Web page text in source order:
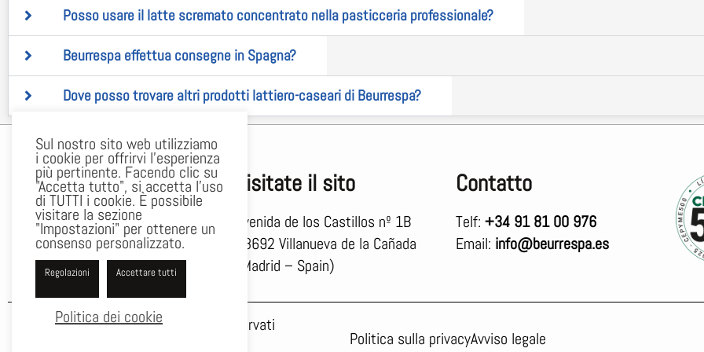
Posso usare il latte scremato concentrato nella pasticceria professionale?
Beurrespa effettua consegne in Spagna?
Dove posso trovare altri prodotti lattiero-caseari di Beurrespa?
Visitate il sito
Avenida de los Castillos nº 1B
28692 Villanueva de la Cañada
(Madrid – Spain)
Contatto
Telf: +34 91 81 00 976
Email: info@beurrespa.es
©2024 BEURRESPA – Tutti i diritti riservati
Politica sulla privacyAvviso legale
Sul nostro sito web utilizziamo
i cookie per offrirvi l'esperienza
più pertinente. Facendo clic su
"Accetta tutto", si accetta l'uso
di TUTTI i cookie. È possibile
visitare la sezione
"Impostazioni" per ottenere un
consenso personalizzato.
Regolazioni Accettare tutti
Politica dei cookie